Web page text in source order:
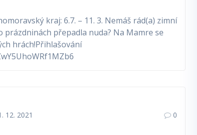
kraj: 6.7. – 11. 3. Nemáš rád(a) zimní
prázdninách přepadla nuda? Na Mamre se
hrách!Přihlašování
12. 2021 0